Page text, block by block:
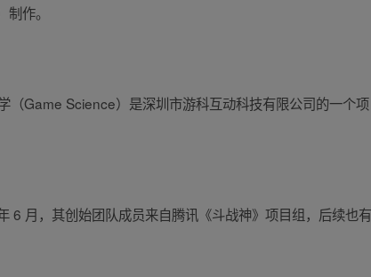
作。
（Game Science）是深圳市游科互动科技有限公司的一个
6 月，其创始团队成员来自腾讯《斗战神》项目组，后续也